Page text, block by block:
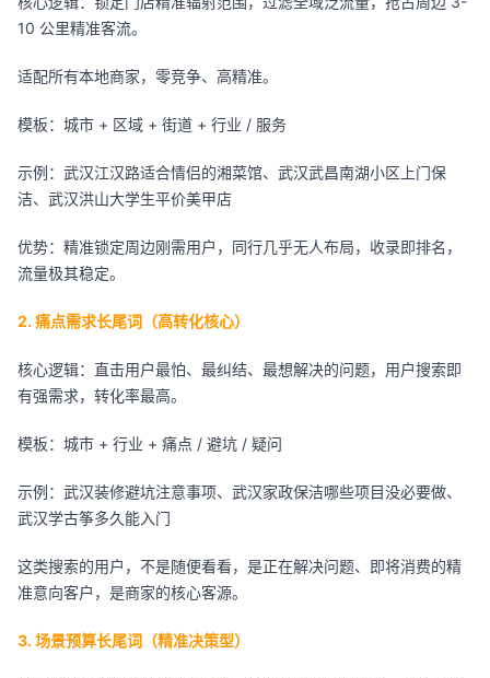
10 公里精准客流。
适配所有本地商家，零竞争、高精准。
模板：城市 + 区域 + 街道 + 行业 / 服务
示例：武汉江汉路适合情侣的湘菜馆、武汉武昌南湖小区上门保
洁、武汉洪山大学生平价美甲店
优势：精准锁定周边刚需用户，同行几乎无人布局，收录即排名，
流量极其稳定。
2. 痛点需求长尾词（高转化核心）
核心逻辑：直击用户最怕、最纠结、最想解决的问题，用户搜索即
有强需求，转化率最高。
模板：城市 + 行业 + 痛点 / 避坑 / 疑问
示例：武汉装修避坑注意事项、武汉家政保洁哪些项目没必要做、
武汉学古筝多久能入门
这类搜索的用户，不是随便看看，是正在解决问题、即将消费的精
准意向客户，是商家的核心客源。
3. 场景预算长尾词（精准决策型）